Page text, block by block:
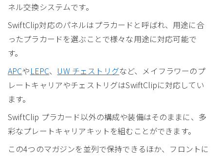
ネル交換システムです。
SwiftClip対応のパネルはプラカードと呼ばれ、用途に合
ったプラカードを選ぶことで様々な用途に対応可能で
す。
APCやLEPC、 UW チェストリグなど、メイフラワーのプ
レートキャリアやチェストリグはSwiftClipに対応してい
ます。
SwiftClip プラカード以外の構成や装備はそのままに、多
彩なプレートキャリアキットを組むことができます。
この4つのマガジンを並列で保持できるほか、フロントに